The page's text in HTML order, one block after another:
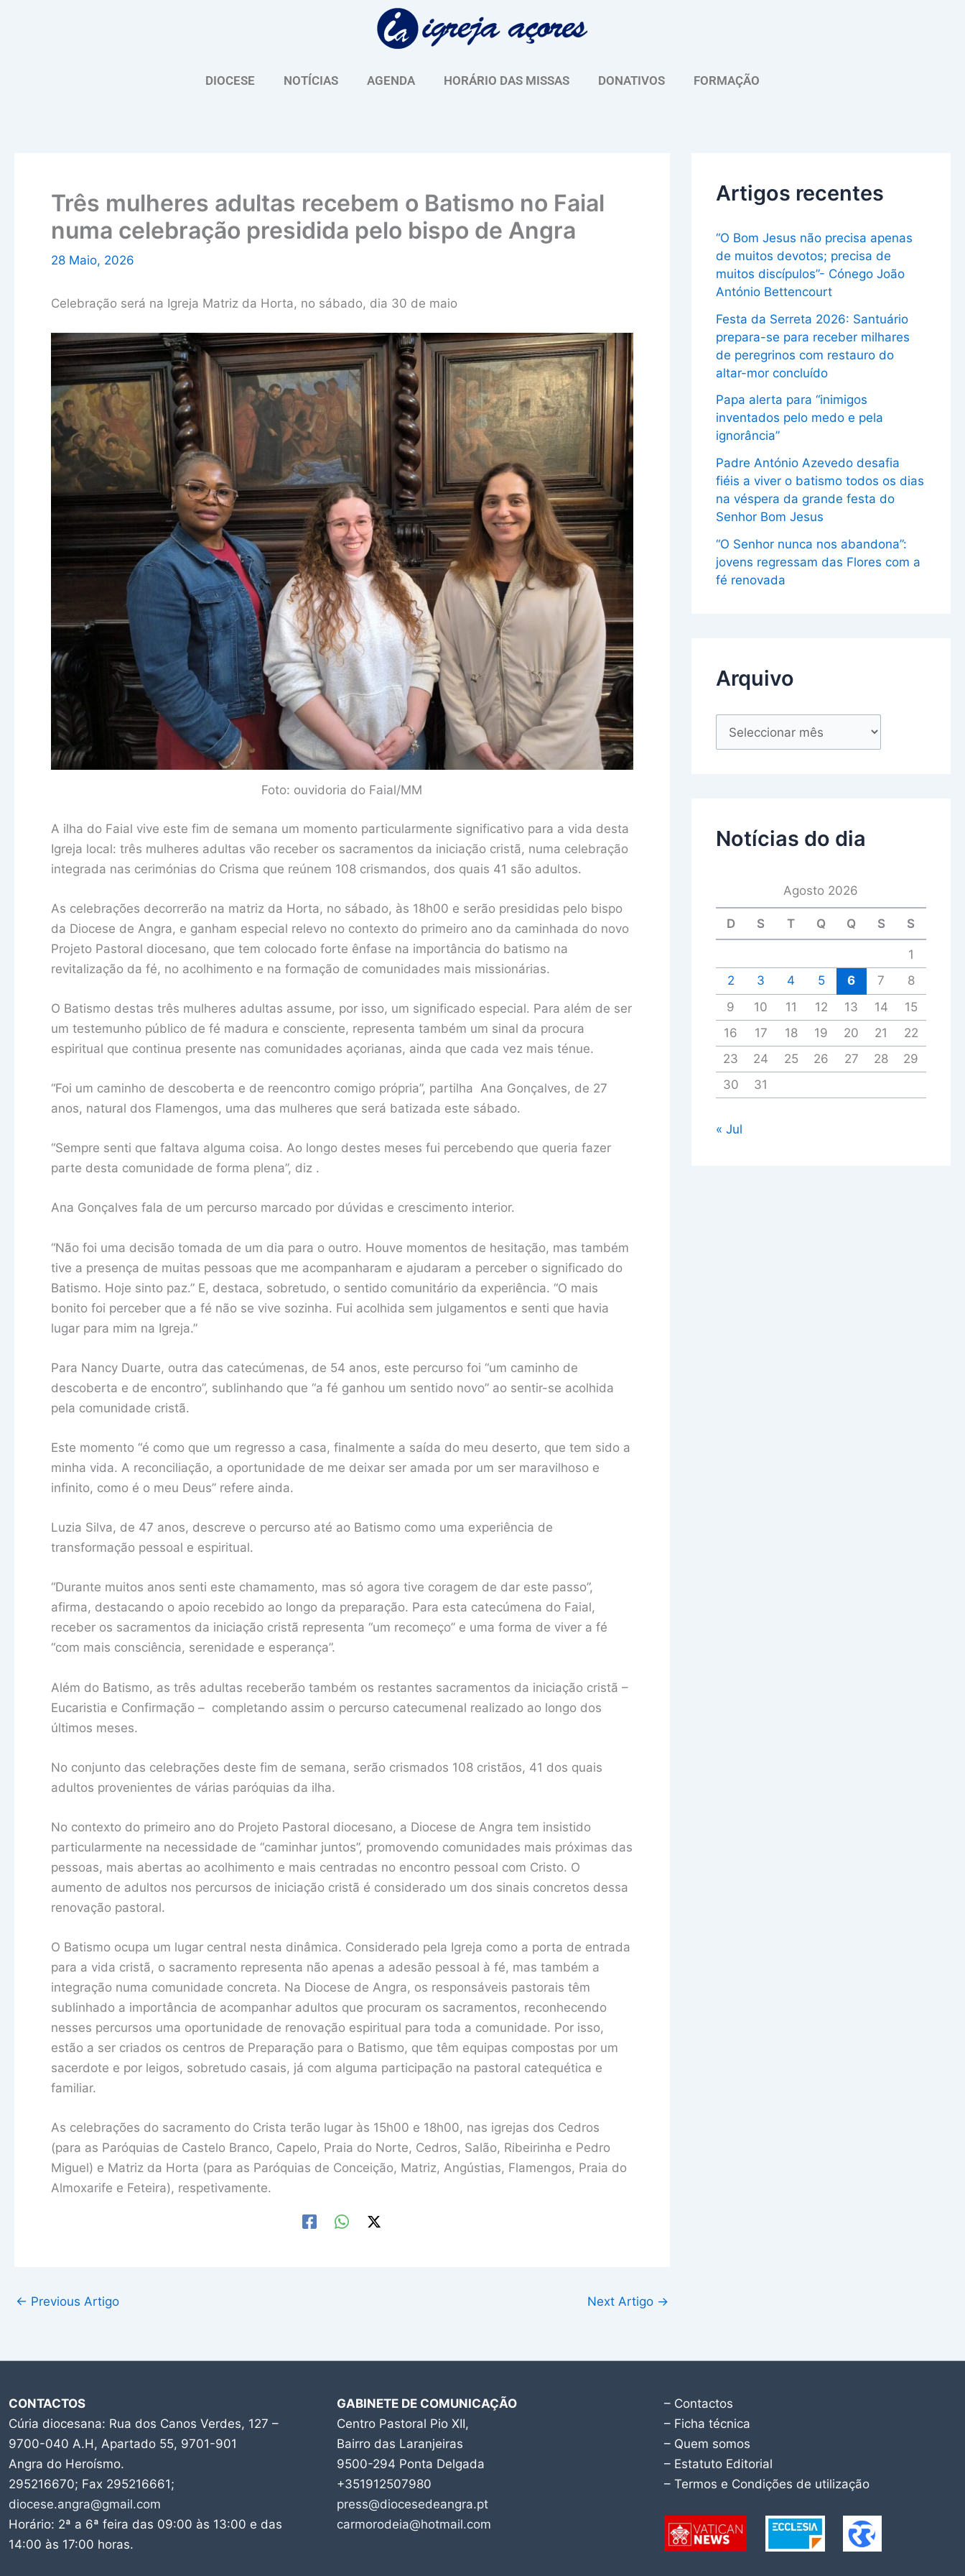
DIOCESE NOTÍCIAS AGENDA HORÁRIO DAS MISSAS DONATIVOS FORMAÇÃO
Três mulheres adultas recebem o Batismo no Faial
numa celebração presidida pelo bispo de Angra
28 Maio, 2026
Celebração será na Igreja Matriz da Horta, no sábado, dia 30 de maio
Foto: ouvidoria do Faial/MM
A ilha do Faial vive este fim de semana um momento particularmente significativo para a vida desta
Igreja local: três mulheres adultas vão receber os sacramentos da iniciação cristã, numa celebração
integrada nas cerimónias do Crisma que reúnem 108 crismandos, dos quais 41 são adultos.
As celebrações decorrerão na matriz da Horta, no sábado, às 18h00 e serão presididas pelo bispo
da Diocese de Angra, e ganham especial relevo no contexto do primeiro ano da caminhada do novo
Projeto Pastoral diocesano, que tem colocado forte ênfase na importância do batismo na
revitalização da fé, no acolhimento e na formação de comunidades mais missionárias.
O Batismo destas três mulheres adultas assume, por isso, um significado especial. Para além de ser
um testemunho público de fé madura e consciente, representa também um sinal da procura
espiritual que continua presente nas comunidades açorianas, ainda que cada vez mais ténue.
“Foi um caminho de descoberta e de reencontro comigo própria”, partilha Ana Gonçalves, de 27
anos, natural dos Flamengos, uma das mulheres que será batizada este sábado.
“Sempre senti que faltava alguma coisa. Ao longo destes meses fui percebendo que queria fazer
parte desta comunidade de forma plena”, diz .
Ana Gonçalves fala de um percurso marcado por dúvidas e crescimento interior.
“Não foi uma decisão tomada de um dia para o outro. Houve momentos de hesitação, mas também
tive a presença de muitas pessoas que me acompanharam e ajudaram a perceber o significado do
Batismo. Hoje sinto paz.” E, destaca, sobretudo, o sentido comunitário da experiência. “O mais
bonito foi perceber que a fé não se vive sozinha. Fui acolhida sem julgamentos e senti que havia
lugar para mim na Igreja.”
Para Nancy Duarte, outra das catecúmenas, de 54 anos, este percurso foi “um caminho de
descoberta e de encontro”, sublinhando que “a fé ganhou um sentido novo” ao sentir-se acolhida
pela comunidade cristã.
Este momento “é como que um regresso a casa, finalmente a saída do meu deserto, que tem sido a
minha vida. A reconciliação, a oportunidade de me deixar ser amada por um ser maravilhoso e
infinito, como é o meu Deus” refere ainda.
Luzia Silva, de 47 anos, descreve o percurso até ao Batismo como uma experiência de
transformação pessoal e espiritual.
“Durante muitos anos senti este chamamento, mas só agora tive coragem de dar este passo”,
afirma, destacando o apoio recebido ao longo da preparação. Para esta catecúmena do Faial,
receber os sacramentos da iniciação cristã representa “um recomeço” e uma forma de viver a fé
“com mais consciência, serenidade e esperança”.
Além do Batismo, as três adultas receberão também os restantes sacramentos da iniciação cristã –
Eucaristia e Confirmação – completando assim o percurso catecumenal realizado ao longo dos
últimos meses.
No conjunto das celebrações deste fim de semana, serão crismados 108 cristãos, 41 dos quais
adultos provenientes de várias paróquias da ilha.
No contexto do primeiro ano do Projeto Pastoral diocesano, a Diocese de Angra tem insistido
particularmente na necessidade de “caminhar juntos”, promovendo comunidades mais próximas das
pessoas, mais abertas ao acolhimento e mais centradas no encontro pessoal com Cristo. O
aumento de adultos nos percursos de iniciação cristã é considerado um dos sinais concretos dessa
renovação pastoral.
O Batismo ocupa um lugar central nesta dinâmica. Considerado pela Igreja como a porta de entrada
para a vida cristã, o sacramento representa não apenas a adesão pessoal à fé, mas também a
integração numa comunidade concreta. Na Diocese de Angra, os responsáveis pastorais têm
sublinhado a importância de acompanhar adultos que procuram os sacramentos, reconhecendo
nesses percursos uma oportunidade de renovação espiritual para toda a comunidade. Por isso,
estão a ser criados os centros de Preparação para o Batismo, que têm equipas compostas por um
sacerdote e por leigos, sobretudo casais, já com alguma participação na pastoral catequética e
familiar.
As celebrações do sacramento do Crista terão lugar às 15h00 e 18h00, nas igrejas dos Cedros
(para as Paróquias de Castelo Branco, Capelo, Praia do Norte, Cedros, Salão, Ribeirinha e Pedro
Miguel) e Matriz da Horta (para as Paróquias de Conceição, Matriz, Angústias, Flamengos, Praia do
Almoxarife e Feteira), respetivamente.
← Previous Artigo Next Artigo →
Artigos recentes
“O Bom Jesus não precisa apenas
de muitos devotos; precisa de
muitos discípulos”- Cónego João
António Bettencourt
Festa da Serreta 2026: Santuário
prepara-se para receber milhares
de peregrinos com restauro do
altar-mor concluído
Papa alerta para “inimigos
inventados pelo medo e pela
ignorância”
Padre António Azevedo desafia
fiéis a viver o batismo todos os dias
na véspera da grande festa do
Senhor Bom Jesus
“O Senhor nunca nos abandona”:
jovens regressam das Flores com a
fé renovada
Arquivo
u
Notícias do dia
Agosto 2026
D S T Q Q S S
1
2
3 4 5 6 7
8
9
10 11 12 13 14
15
16
17 18 19 20 21
22
23
24 25 26 27 28
29
30
31
« Jul
CONTACTOS
Cúria diocesana: Rua dos Canos Verdes, 127 –
9700-040 A.H, Apartado 55, 9701-901
Angra do Heroísmo.
295216670; Fax 295216661;
diocese.angra@gmail.com
Horário: 2ª a 6ª feira das 09:00 às 13:00 e das
14:00 às 17:00 horas.
GABINETE DE COMUNICAÇÃO
Centro Pastoral Pio XII,
Bairro das Laranjeiras
9500-294 Ponta Delgada
+351912507980
press@diocesedeangra.pt
carmorodeia@hotmail.com
– Contactos
– Ficha técnica
– Quem somos
– Estatuto Editorial
– Termos e Condições de utilização